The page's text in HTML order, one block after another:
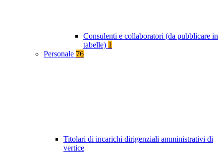
Consulenti e collaboratori (da pubblicare in
tabelle) 1
Personale 76
Titolari di incarichi dirigenziali amministrativi di
vertice